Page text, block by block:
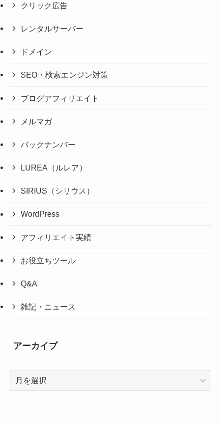
クリック広告
レンタルサーバー
ドメイン
SEO・検索エンジン対策
ブログアフィリエイト
メルマガ
バックナンバー
LUREA（ルレア）
SIRIUS（シリウス）
WordPress
アフィリエイト実績
お役立ちツール
Q&A
雑記・ニュース
アーカイブ